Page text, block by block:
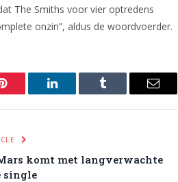
The Smiths voor vier optredens
onzin”, aldus de woordvoerder.
Pinterest LinkedIn Tumblr Email
komt met langverwachte
single